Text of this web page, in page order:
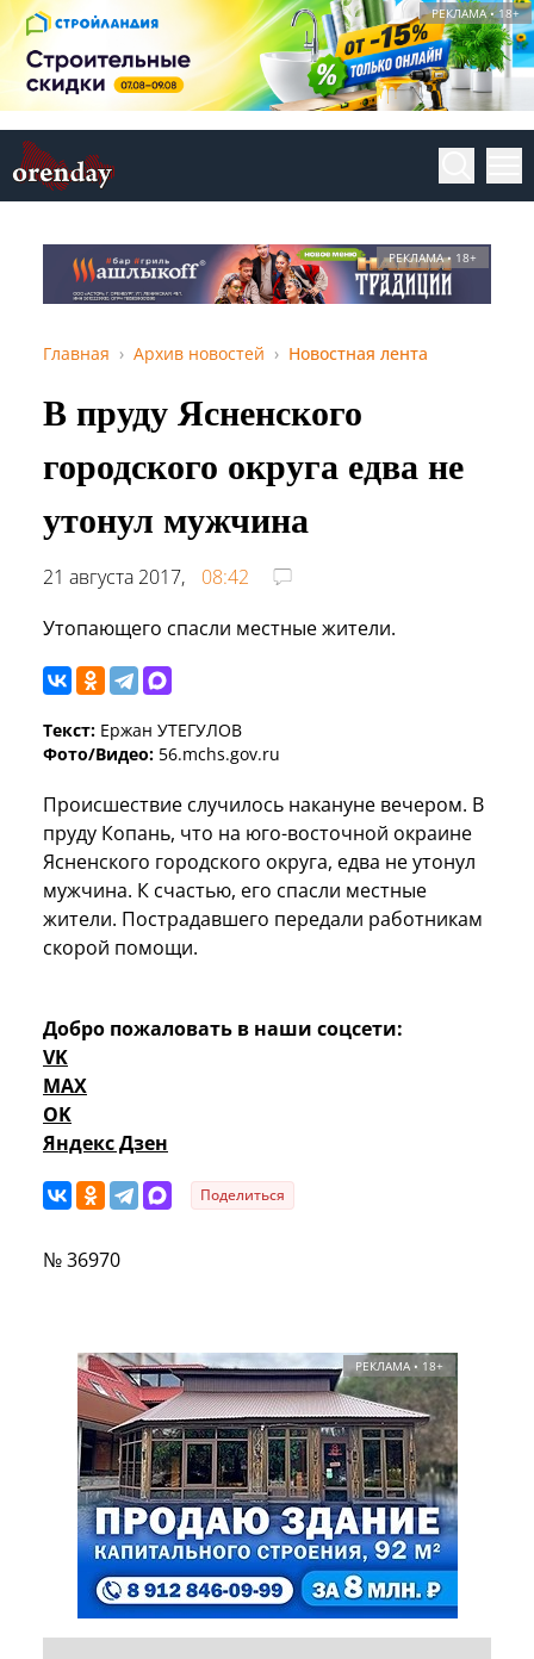
РЕКЛАМА • 18+
РЕКЛАМА • 18+
Главная Архив новостей Новостная лента
В пруду Ясненского
городского округа едва не
утонул мужчина
21 августа 2017,
08:42
Утопающего спасли местные жители.
Текст: Ержан УТЕГУЛОВ
Фото/Видео: 56.mchs.gov.ru
Происшествие случилось накануне вечером. В
пруду Копань, что на юго-восточной окраине
Ясненского городского округа, едва не утонул
мужчина. К счастью, его спасли местные
жители. Пострадавшего передали работникам
скорой помощи.
Добро пожаловать в наши соцсети:
VK
MAX
OK
Яндекс Дзен
Поделиться
№ 36970
РЕКЛАМА • 18+